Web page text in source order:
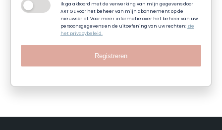
Ik ga akkoord met de verwerking van mijn gegevens door
ART GE voor het beheer van mijn abonnement op de
nieuwsbrief. Voor meer informatie over het beheer van uw
persoonsgegevens en de uitoefening van uw rechten:zie
het privacybeleid.
Registreren